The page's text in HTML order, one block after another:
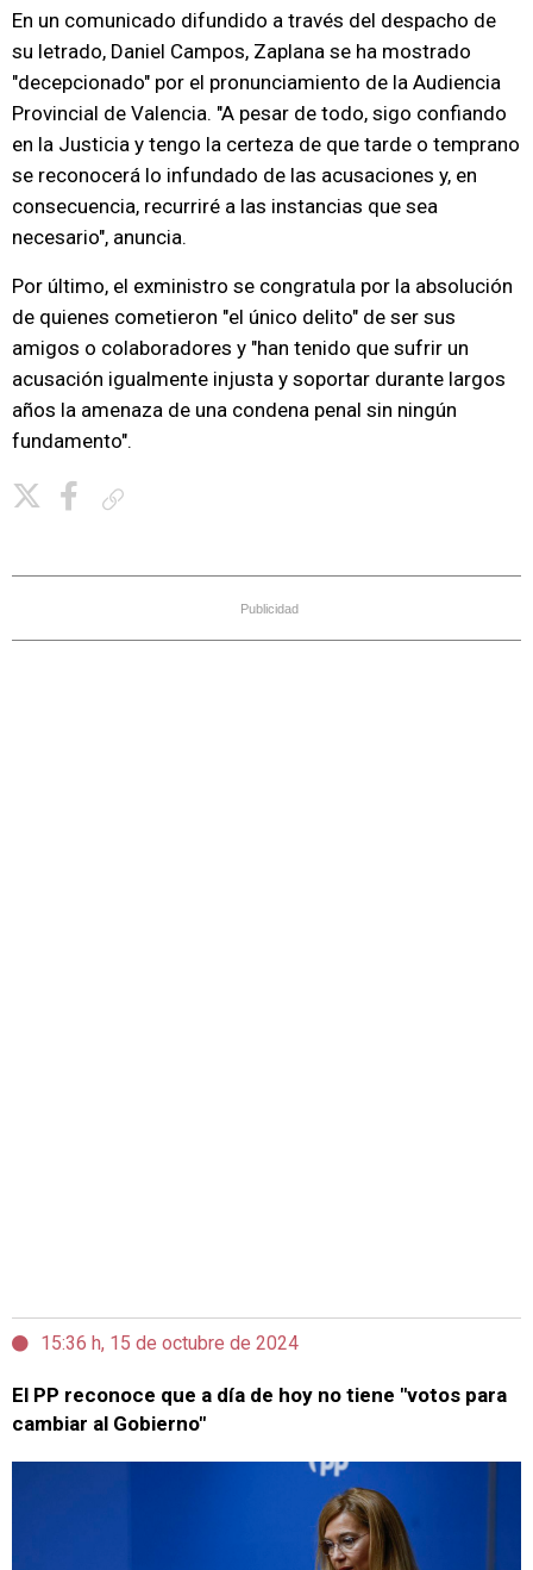
En un comunicado difundido a través del despacho de
su letrado, Daniel Campos, Zaplana se ha mostrado
"decepcionado" por el pronunciamiento de la Audiencia
Provincial de Valencia. "A pesar de todo, sigo confiando
en la Justicia y tengo la certeza de que tarde o temprano
se reconocerá lo infundado de las acusaciones y, en
consecuencia, recurriré a las instancias que sea
necesario", anuncia.
Por último, el exministro se congratula por la absolución
de quienes cometieron "el único delito" de ser sus
amigos o colaboradores y "han tenido que sufrir un
acusación igualmente injusta y soportar durante largos
años la amenaza de una condena penal sin ningún
fundamento".
Publicidad
15:36 h, 15 de octubre de 2024
El PP reconoce que a día de hoy no tiene "votos para
cambiar al Gobierno"